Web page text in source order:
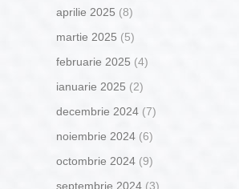
aprilie 2025 (8)
martie 2025 (5)
februarie 2025 (4)
ianuarie 2025 (2)
decembrie 2024 (7)
noiembrie 2024 (6)
octombrie 2024 (9)
septembrie 2024 (3)